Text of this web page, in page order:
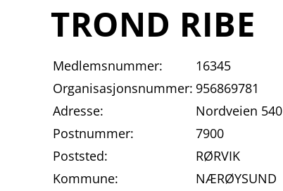
TROND RIBE
Medlemsnummer:
16345
Organisasjonsnummer: 956869781
Adresse:
Nordveien 540
Postnummer:
7900
Poststed:
RØRVIK
Kommune:
NÆRØYSUND